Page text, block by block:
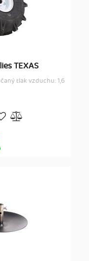
TEXAS
tlak vzduchu: 1,6